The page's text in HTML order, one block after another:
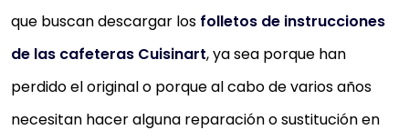
que buscan descargar los folletos de instrucciones
de las cafeteras Cuisinart, ya sea porque han
perdido el original o porque al cabo de varios años
necesitan hacer alguna reparación o sustitución en